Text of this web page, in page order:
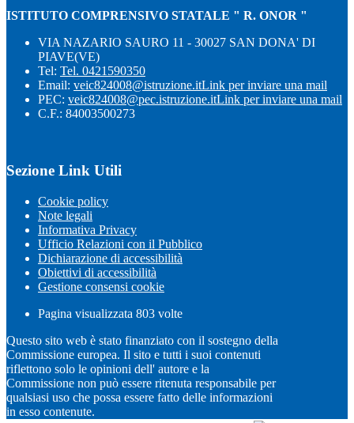
ISTITUTO COMPRENSIVO STATALE " R. ONOR "
VIA NAZARIO SAURO 11 - 30027 SAN DONA' DI
PIAVE(VE)
Tel: Tel. 0421590350
Email: veic824008@istruzione.itLink per inviare una mail
PEC: veic824008@pec.istruzione.itLink per inviare una mail
C.F.: 84003500273
Sezione Link Utili
Cookie policy
Note legali
Informativa Privacy
Ufficio Relazioni con il Pubblico
Dichiarazione di accessibilità
Obiettivi di accessibilità
Gestione consensi cookie
Pagina visualizzata 803 volte
Questo sito web è stato finanziato con il sostegno della
Commissione europea. Il sito e tutti i suoi contenuti
riflettono solo le opinioni dell' autore e la
Commissione non può essere ritenuta responsabile per
qualsiasi uso che possa essere fatto delle informazioni
in esso contenute.